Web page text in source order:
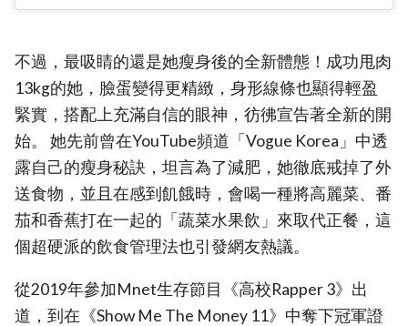
不過，最吸睛的還是她瘦身後的全新體態！成功甩肉
13kg的她，臉蛋變得更精緻，身形線條也顯得輕盈
緊實，搭配上充滿自信的眼神，彷彿宣告著全新的開
始。 她先前曾在YouTube頻道「Vogue Korea」中透
露自己的瘦身秘訣，坦言為了減肥，她徹底戒掉了外
送食物，並且在感到飢餓時，會喝一種將高麗菜、番
茄和香蕉打在一起的「蔬菜水果飲」來取代正餐，這
個超硬派的飲食管理法也引發網友熱議。
從2019年參加Mnet生存節目《高校Rapper 3》出
道，到在《Show Me The Money 11》中奪下冠軍證